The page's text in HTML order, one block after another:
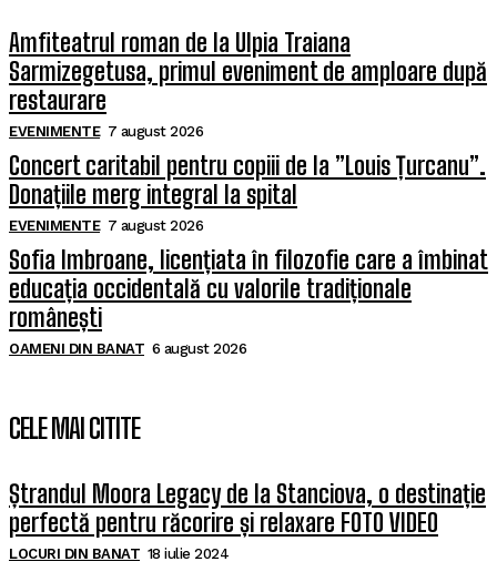
Amfiteatrul roman de la Ulpia Traiana
Sarmizegetusa, primul eveniment de amploare după
restaurare
EVENIMENTE 7 august 2026
Concert caritabil pentru copiii de la ”Louis Țurcanu”.
Donațiile merg integral la spital
EVENIMENTE 7 august 2026
Sofia Imbroane, licențiata în filozofie care a îmbinat
educația occidentală cu valorile tradiționale
românești
OAMENI DIN BANAT 6 august 2026
CELE MAI CITITE
Ștrandul Moora Legacy de la Stanciova, o destinație
perfectă pentru răcorire și relaxare FOTO VIDEO
LOCURI DIN BANAT 18 iulie 2024